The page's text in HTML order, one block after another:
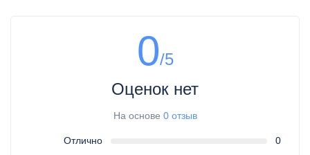
0/5
Оценок нет
На основе 0 отзыв
Отлично 0